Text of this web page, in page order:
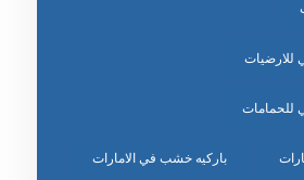
للارضيات
للحمامات
باركيه خشب في الامارات